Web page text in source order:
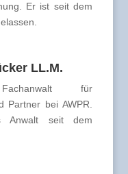
Er ist seit dem
LL.M.
für
Partner bei AWPR.
Anwalt seit dem